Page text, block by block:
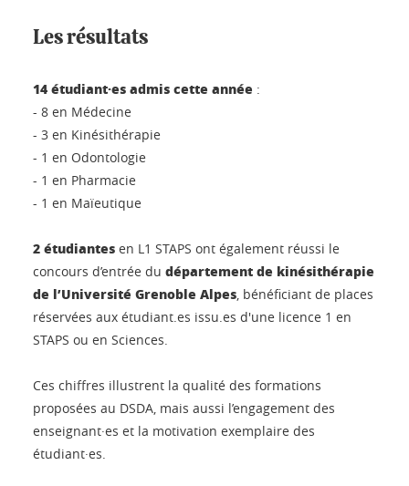
Les résultats
14 étudiant·es admis cette année :
- 8 en Médecine
- 3 en Kinésithérapie
- 1 en Odontologie
- 1 en Pharmacie
- 1 en Maïeutique
2 étudiantes en L1 STAPS ont également réussi le
concours d’entrée du département de kinésithérapie
de l’Université Grenoble Alpes , bénéficiant de places
réservées aux étudiant.es issu.es d'une licence 1 en
STAPS ou en Sciences.
Ces chiffres illustrent la qualité des formations
proposées au DSDA, mais aussi l’engagement des
enseignant·es et la motivation exemplaire des
étudiant·es.